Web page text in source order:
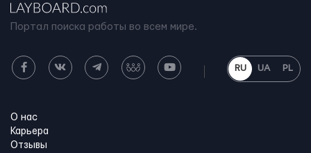
Портал поиска работы во всем мире.
RU UA PL
О нас
Карьера
Отзывы